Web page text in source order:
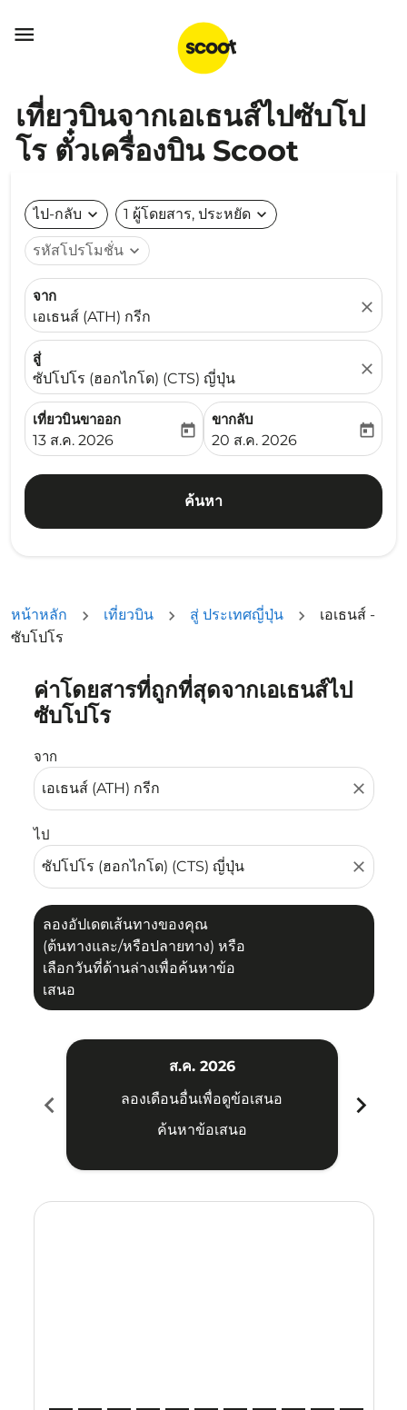

เที่ยวบินจากเอเธนส์ไปซับโป
โร ตั๋วเครื่องบิน Scoot
ไป-กลับ expand_more 1 ผู้โดยสาร, ประหยัด expand_more
รหัสโปรโมชั่น expand_more
จาก
เอเธนส์ (ATH) กรีก
close
สู่
ซัปโปโร (ฮอกไกโด) (CTS) ญี่ปุ่น
close
เที่ยวบินขาออก
fc-booking-departure-date-aria-label
13 ส.ค. 2026
today
ขากลับ
fc-booking-return-date-
20 ส.ค. 2026
today
ค้นหา
หน้าหลัก เที่ยวบิน สู่ ประเทศญี่ปุ่น
เอเธนส์ -
ซับโปโร
ค่าโดยสารที่ถูกที่สุดจากเอเธนส์ไป
ซับโปโร
จาก
close
ไป
close
ลองอัปเดตเส้นทางของคุณ
(ต้นทางและ/หรือปลายทาง) หรือ
เลือกวันที่ด้านล่างเพื่อค้นหาข้อ
เสนอ
ลองอัปเดตเส้นทางของคุณ (ต้นทางและ/หรือปลายทาง) หรื
chevron_left
ส.ค. 2026
ลองเดือนอื่นเพื่อดูข้อเสนอ
ค้นหาข้อเสนอ
chevron_right